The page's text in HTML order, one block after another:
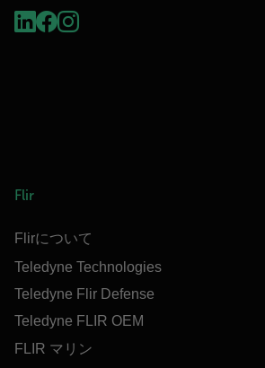
Flir
Flirについて
Teledyne Technologies
Teledyne Flir Defense
Teledyne FLIR OEM
FLIR マリン